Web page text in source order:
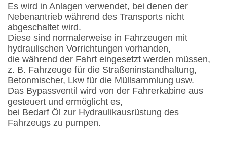
Es wird in Anlagen verwendet, bei denen der
Nebenantrieb während des Transports nicht
abgeschaltet wird.
Diese sind normalerweise in Fahrzeugen mit
hydraulischen Vorrichtungen vorhanden,
die während der Fahrt eingesetzt werden müssen,
z. B. Fahrzeuge für die Straßeninstandhaltung,
Betonmischer, Lkw für die Müllsammlung usw.
Das Bypassventil wird von der Fahrerkabine aus
gesteuert und ermöglicht es,
bei Bedarf Öl zur Hydraulikausrüstung des
Fahrzeugs zu pumpen.